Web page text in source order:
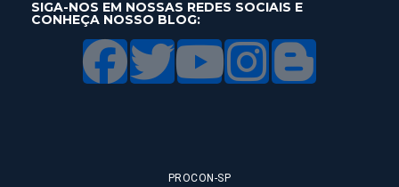
SIGA-NOS EM NOSSAS REDES SOCIAIS E
CONHEÇA NOSSO BLOG:
PROCON-SP